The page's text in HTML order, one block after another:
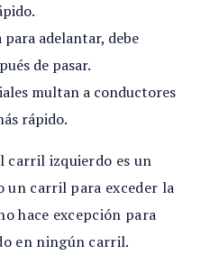
para adelantar, debe
de pasar.
multan a conductores
rápido.
carril izquierdo es un
un carril para exceder la
hace excepción para
en ningún carril.